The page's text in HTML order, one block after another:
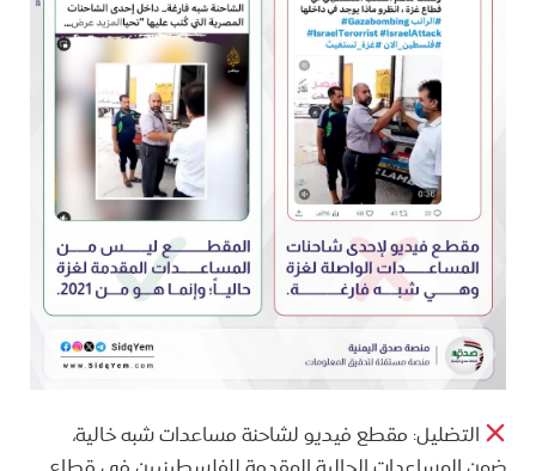
التضليل: مقطع فيديو لشاحنة مساعدات شبه خالية،